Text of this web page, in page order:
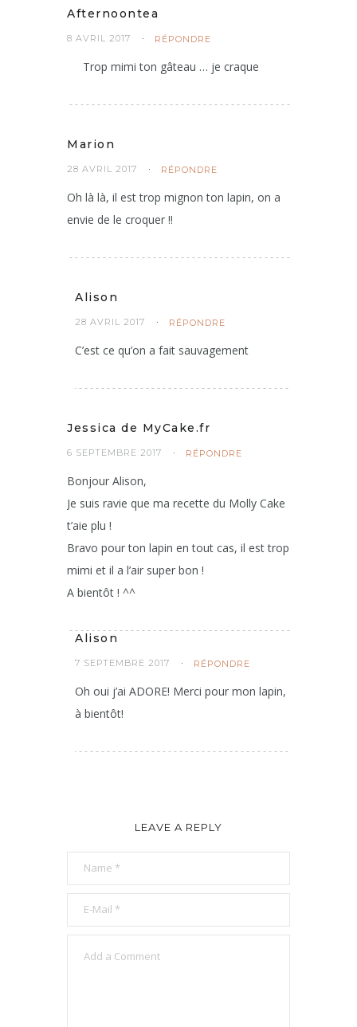
Afternoontea
8 AVRIL 2017 RÉPONDRE
Trop mimi ton gâteau … je craque
Marion
28 AVRIL 2017 RÉPONDRE
Oh là là, il est trop mignon ton lapin, on a
envie de le croquer !!
Alison
28 AVRIL 2017 RÉPONDRE
C’est ce qu’on a fait sauvagement
Jessica de MyCake.fr
6 SEPTEMBRE 2017 RÉPONDRE
Bonjour Alison,
Je suis ravie que ma recette du Molly Cake
t’aie plu !
Bravo pour ton lapin en tout cas, il est trop
mimi et il a l’air super bon !
A bientôt ! ^^
Alison
7 SEPTEMBRE 2017 RÉPONDRE
Oh oui j’ai ADORE! Merci pour mon lapin,
à bientôt!
LEAVE A REPLY